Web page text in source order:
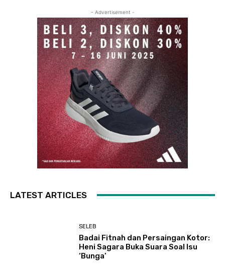
- Advertisement -
LATEST ARTICLES
SELEB
Badai Fitnah dan Persaingan Kotor:
Heni Sagara Buka Suara Soal Isu
‘Bunga’